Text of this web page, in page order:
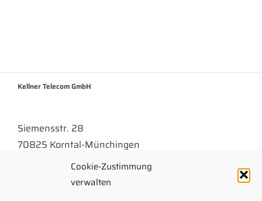
Cookie-Zustimmung
verwalten
Kellner Telecom GmbH
Siemensstr. 28
70825 Korntal-Münchingen
07150 . 9430-300